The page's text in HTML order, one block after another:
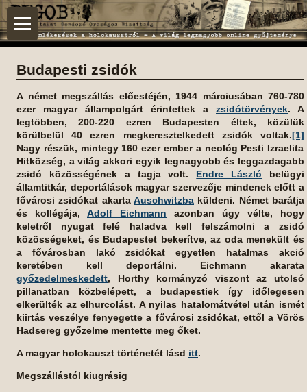
Budapesti zsidók
A német megszállás előestéjén, 1944 márciusában 760-780
ezer magyar állampolgárt érintettek a zsidótörvények. A
legtöbben, 200-220 ezren Budapesten éltek, közülük
körülbelül 40 ezren megkeresztelkedett zsidók voltak.[1]
Nagy részük, mintegy 160 ezer ember a neológ Pesti Izraelita
Hitközség, a világ akkori egyik legnagyobb és leggazdagabb
zsidó közösségének a tagja volt. Endre László belügyi
államtitkár, deportálások magyar szervezője mindenek előtt a
fővárosi zsidókat akarta Auschwitzba küldeni. Német barátja
és kollégája, Adolf Eichmann azonban úgy vélte, hogy
keletről nyugat felé haladva kell felszámolni a zsidó
közösségeket, és Budapestet bekerítve, az oda menekült és
a fővárosban lakó zsidókat egyetlen hatalmas akció
keretében kell deportálni. Eichmann akarata
győzedelmeskedett, Horthy kormányzó viszont az utolsó
pillanatban közbelépett, a budapestiek így időlegesen
elkerülték az elhurcolást. A nyilas hatalomátvétel után ismét
kiirtás veszélye fenyegette a fővárosi zsidókat, ettől a Vörös
Hadsereg győzelme mentette meg őket.
A magyar holokauszt történetét lásd itt.
Megszállástól kiugrásig